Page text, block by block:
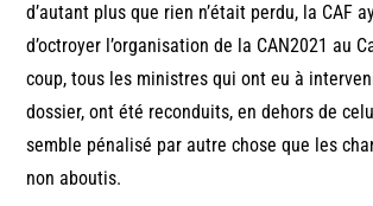
d’autant plus que rien n’était perdu, la CAF
d’octroyer l’organisation de la CAN2021 au
coup, tous les ministres qui ont eu à
dossier, ont été reconduits, en dehors de
semble pénalisé par autre chose que les
non aboutis.